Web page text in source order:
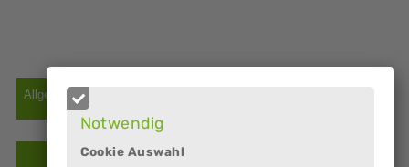
Notwendig
Cookie Auswahl